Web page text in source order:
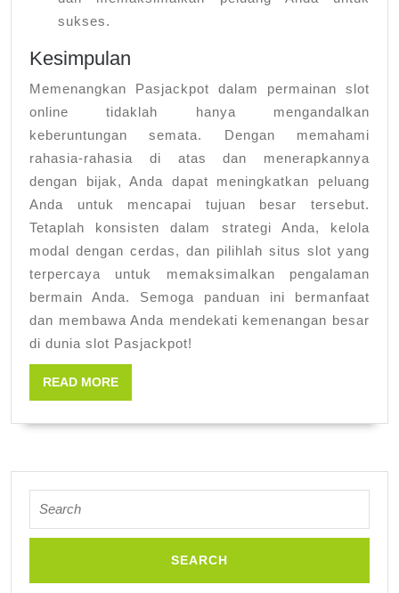
sukses.
Kesimpulan
Memenangkan Pasjackpot dalam permainan slot
online tidaklah hanya mengandalkan
keberuntungan semata. Dengan memahami
rahasia-rahasia di atas dan menerapkannya
dengan bijak, Anda dapat meningkatkan peluang
Anda untuk mencapai tujuan besar tersebut.
Tetaplah konsisten dalam strategi Anda, kelola
modal dengan cerdas, dan pilihlah situs slot yang
terpercaya untuk memaksimalkan pengalaman
bermain Anda. Semoga panduan ini bermanfaat
dan membawa Anda mendekati kemenangan besar
di dunia slot Pasjackpot!
READ MOREREAD
MORE
for: